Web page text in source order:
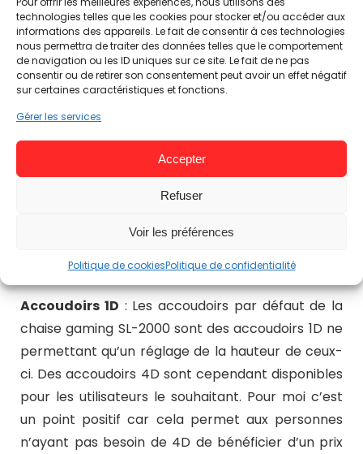
technologies telles que les cookies pour stocker et/ou accéder aux
informations des appareils. Le fait de consentir à ces technologies
nous permettra de traiter des données telles que le comportement
de navigation ou les ID uniques sur ce site. Le fait de ne pas
consentir ou de retirer son consentement peut avoir un effet négatif
sur certaines caractéristiques et fonctions.
Gérer les services
Accepter
Refuser
Voir les préférences
Politique de cookiesPolitique de confidentialité
Les Fonctionnalités
Accoudoirs 1D : Les accoudoirs par défaut de la
chaise gaming SL-2000 sont des accoudoirs 1D ne
permettant qu’un réglage de la hauteur de ceux-
ci. Des accoudoirs 4D sont cependant disponibles
pour les utilisateurs le souhaitant. Pour moi c’est
un point positif car cela permet aux personnes
n’ayant pas besoin de 4D de bénéficier d’un prix